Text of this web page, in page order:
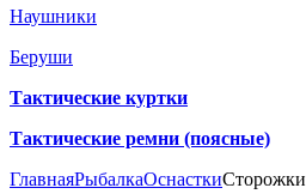
Наушники
Беруши
Тактические куртки
Тактические ремни (поясные)
ГлавнаяРыбалкаОснасткиСторожки